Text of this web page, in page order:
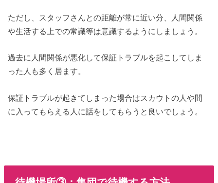
ただし、スタッフさんとの距離が常に近い分、人間関係
や生活する上での常識等は意識するようにしましょう。
過去に人間関係が悪化して保証トラブルを起こしてしま
った人も多く居ます。
保証トラブルが起きてしまった場合はスカウトの人や間
に入ってもらえる人に話をしてもらうと良いでしょう。